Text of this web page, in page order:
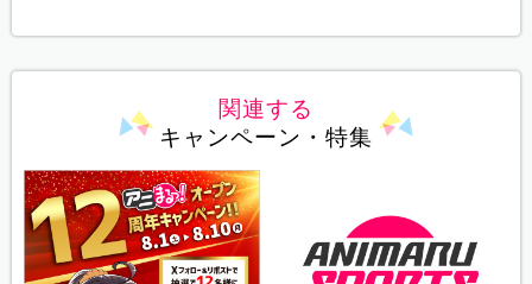
関連する
キャンペーン・特集